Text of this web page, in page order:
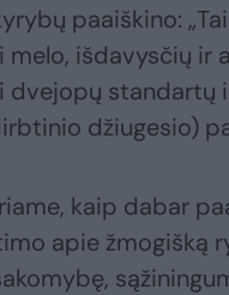
paaiškino:
melo, išdavysčių ir
dvejopų standartų
džiugesio)
kaip dabar
apie žmogišką